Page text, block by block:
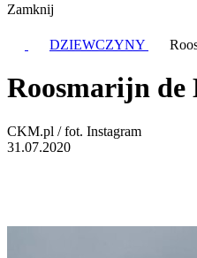
Zamknij
DZIEWCZYNY
Roosmarijn de
CKM.pl / fot. Instagram
31.07.2020